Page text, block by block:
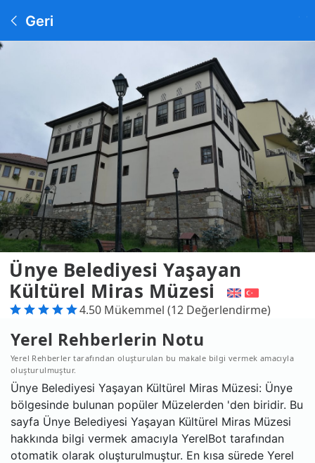
Geri
Ünye Belediyesi Yaşayan
Kültürel Miras Müzesi
4.50 Mükemmel (12 Değerlendirme)
Yerel Rehberlerin Notu
Yerel Rehberler tarafından oluşturulan bu makale bilgi vermek amacıyla
oluşturulmuştur.
Ünye Belediyesi Yaşayan Kültürel Miras Müzesi: Ünye
bölgesinde bulunan popüler Müzelerden 'den biridir. Bu
sayfa Ünye Belediyesi Yaşayan Kültürel Miras Müzesi
hakkında bilgi vermek amacıyla YerelBot tarafından
otomatik olarak oluşturulmuştur. En kısa sürede Yerel